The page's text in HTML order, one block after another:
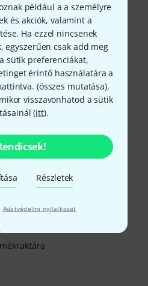
például a a személyre
és akciók, valamint a
Ha ezzel nincsenek
csak add meg
sütik preferenciákat,
érintő használatára a
(összes mutatása).
visszavonhatod a sütik
(itt).
Részletek
Adatvédelmi nyilatkozat
fizetés
Banki átutalás vagy
garancia